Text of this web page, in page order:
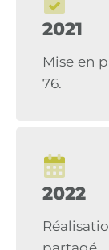
2021
Mise en
76.
2022